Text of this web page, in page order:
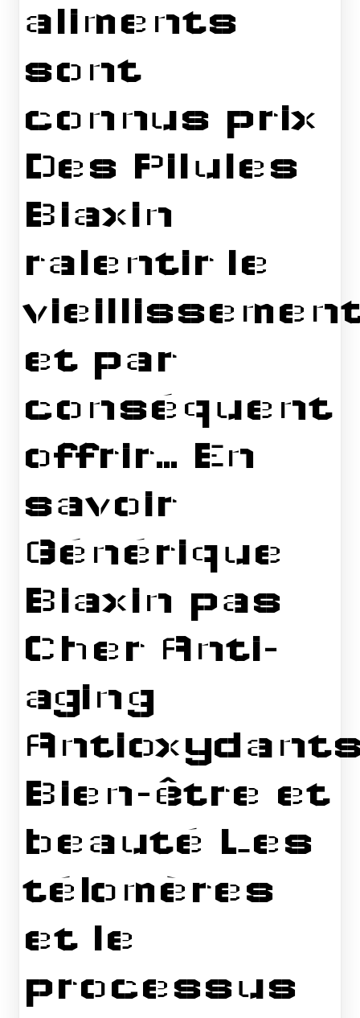
aliments
sont
connus prix
Des Pilules
Biaxin
ralentir le
et par
conséquent
offrir… En
savoir
Générique
Biaxin pas
Cher Anti-
aging
Bien-être et
beauté Les
télomères
et le
processus